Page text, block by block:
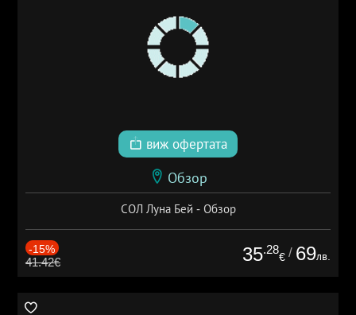
виж офертата
Обзор
СОЛ Луна Бей - Обзор
-15%
41.42€ 35.28
€ / 69лв.